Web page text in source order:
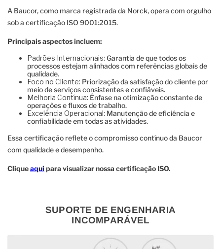
A Baucor, como marca registrada da Norck, opera com orgulho
sob a certificação ISO 9001:2015.
Principais aspectos incluem:
Padrões Internacionais: Garantia de que todos os
processos estejam alinhados com referências globais de
qualidade.
Foco no Cliente: Priorização da satisfação do cliente por
meio de serviços consistentes e confiáveis.
Melhoria Contínua: Ênfase na otimização constante de
operações e fluxos de trabalho.
Excelência Operacional: Manutenção de eficiência e
confiabilidade em todas as atividades.
Essa certificação reflete o compromisso contínuo da Baucor
com qualidade e desempenho.
Cliqueaqui para visualizar nossa certificação ISO.
SUPORTE DE ENGENHARIA
INCOMPARÁVEL